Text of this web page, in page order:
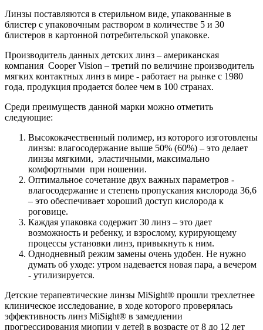
Линзы поставляются в стерильном виде, упакованные в
блистер с упаковочным раствором в количестве 5 и 30
блистеров в картонной потребительской упаковке.
Производитель данных детских линз – американская
компания Cooper Vision – третий по величине производитель
мягких контактных линз в мире - работает на рынке с 1980
года, продукция продается более чем в 100 странах.
Среди преимуществ данной марки можно отметить
следующие:
Высококачественный полимер, из которого изготовлены
линзы: влагосодержание выше 50% (60%) – это делает
линзы мягкими, эластичными, максимально
комфортными при ношении.
Оптимальное сочетание двух важных параметров -
влагосодержание и степень пропускания кислорода 36,6
– это обеспечивает хороший доступ кислорода к
роговице.
Каждая упаковка содержит 30 линз – это дает
возможность и ребенку, и взрослому, курирующему
процессы установки линз, привыкнуть к ним.
Однодневный режим замены очень удобен. Не нужно
думать об уходе: утром надевается новая пара, а вечером
- утилизируется.
Детские терапевтические линзы MiSight® прошли трехлетнее
клиническое исследование, в ходе которого проверялась
эффективность линз MiSight® в замедлении
прогрессирования миопии у детей в возрасте от 8 до 12 лет